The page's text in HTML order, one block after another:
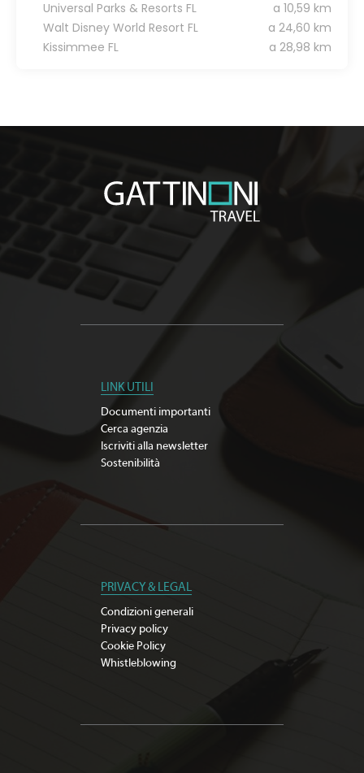
Universal Parks & Resorts FL
a 10,59 km
Walt Disney World Resort FL
a 24,60 km
Kissimmee FL
a 28,98 km
LINK UTILI
Documenti importanti
Cerca agenzia
Iscriviti alla newsletter
Sostenibilità
PRIVACY & LEGAL
Condizioni generali
Privacy policy
Cookie Policy
Whistleblowing